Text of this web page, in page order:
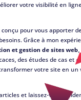
votre visibilité en
pour vous apporter
Grâce à mon
et gestion de sites web
des études de cas et
votre site en un
et laissez-vous